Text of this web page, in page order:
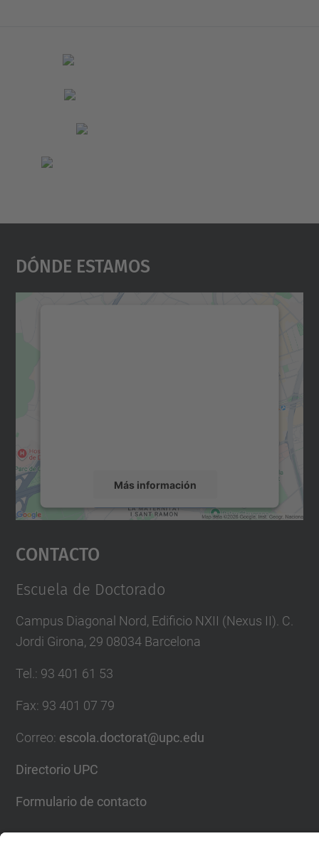
Dónde Estamos
Más información
Aceptar
powered by
Contacto
Escuela de Doctorado
Campus Diagonal Nord, Edificio NXII (Nexus II). C.
Jordi Girona, 29 08034 Barcelona
Tel.: 93 401 61 53
Fax: 93 401 07 79
Correo: escola.doctorat@upc.edu
Directorio UPC
Formulario de contacto